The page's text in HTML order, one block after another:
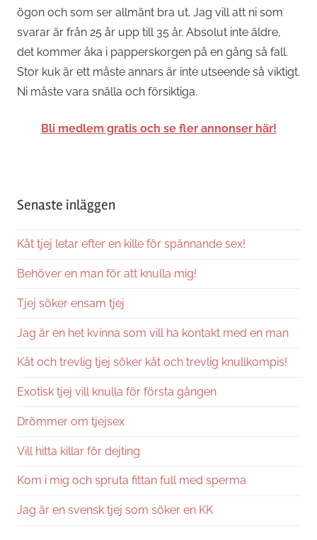
ögon och som ser allmänt bra ut. Jag vill att ni som
svarar är från 25 år upp till 35 år. Absolut inte äldre,
det kommer åka i papperskorgen på en gång så fall.
Stor kuk är ett måste annars är inte utseende så viktigt.
Ni måste vara snälla och försiktiga.
Bli medlem gratis och se fler annonser här!
Senaste inläggen
Kåt tjej letar efter en kille för spännande sex!
Behöver en man för att knulla mig!
Tjej söker ensam tjej
Jag är en het kvinna som vill ha kontakt med en man
Kåt och trevlig tjej söker kåt och trevlig knullkompis!
Exotisk tjej vill knulla för första gången
Drömmer om tjejsex
Vill hitta killar för dejting
Kom i mig och spruta fittan full med sperma
Jag är en svensk tjej som söker en KK